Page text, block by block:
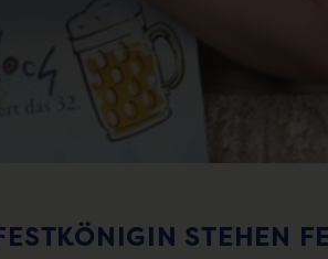
STEHEN